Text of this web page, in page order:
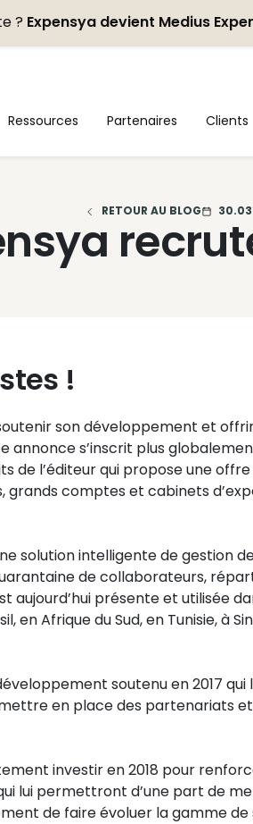
? Expensya devient Medius
Ressources Partenaires Clients
RETOUR AU BLOG
!
son développement et
annonce s’inscrit plus
de l’éditeur qui propose une
comptes et cabinets
solution intelligente de gestion
de collaborateurs,
aujourd’hui présente et utilisée
en Afrique du Sud, en Tunisie, à
soutenu en 2017 qui
en place des partenariats
investir en 2018 pour
lui permettront d’une part de
de faire évoluer la gamme de